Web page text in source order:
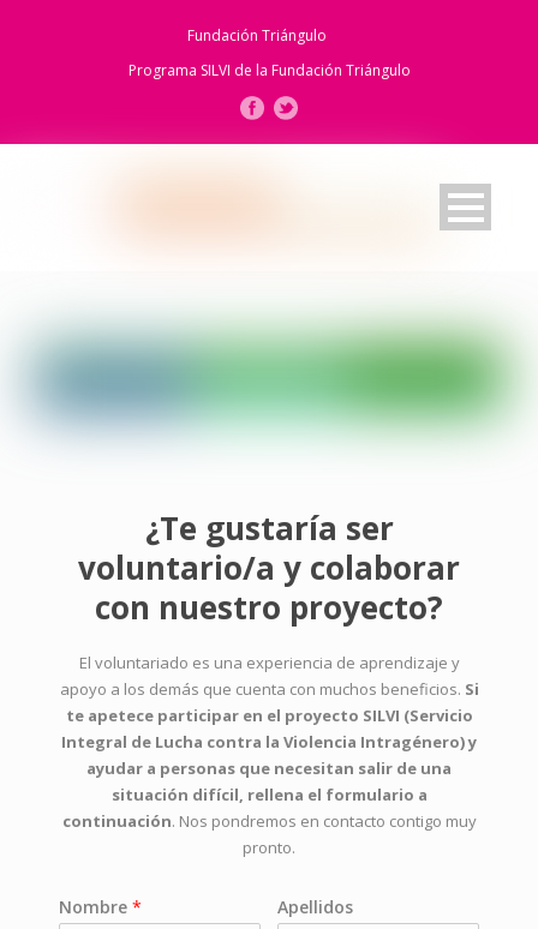
Fundación Triángulo
Programa SILVI de la Fundación Triángulo
¿Te gustaría ser
voluntario/a y colaborar
con nuestro proyecto?
El voluntariado es una experiencia de aprendizaje y
apoyo a los demás que cuenta con muchos beneficios. Si
te apetece participar en el proyecto SILVI (Servicio
Integral de Lucha contra la Violencia Intragénero) y
ayudar a personas que necesitan salir de una
situación difícil, rellena el formulario a
continuación. Nos pondremos en contacto contigo muy
pronto.
Nombre * Apellidos